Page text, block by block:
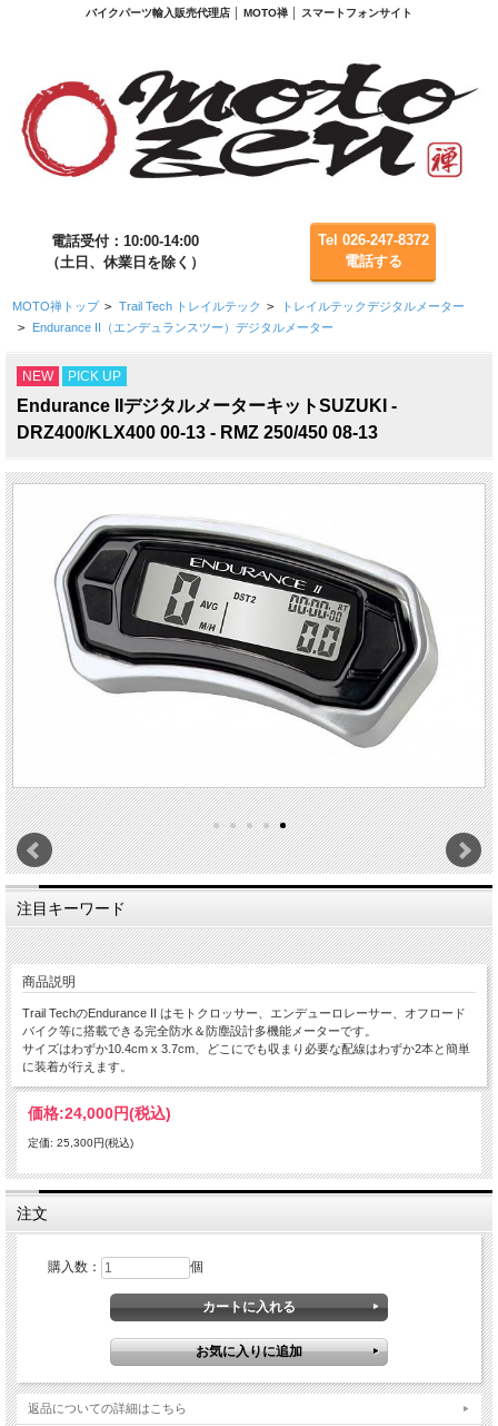
バイクパーツ輸入販売代理店 │ MOTO禅 │ スマートフォンサイト
電話受付：10:00-14:00
（土日、休業日を除く）
Tel 026-247-8372
電話する
MOTO禅トップ > Trail Tech トレイルテック > トレイルテックデジタルメーター
> Endurance II（エンデュランスツー）デジタルメーター
NEW PICK UP
Endurance IIデジタルメーターキットSUZUKI -
DRZ400/KLX400 00-13 - RMZ 250/450 08-13
注目キーワード
商品説明
Trail TechのEndurance II はモトクロッサー、エンデューロレーサー、オフロード
バイク等に搭載できる完全防水＆防塵設計多機能メーターです。
サイズはわずか10.4cm x 3.7cm、どこにでも収まり必要な配線はわずか2本と簡単
に装着が行えます。
価格:24,000円(税込)
定価: 25,300円(税込)
注文
購入数： 個
返品についての詳細はこちら